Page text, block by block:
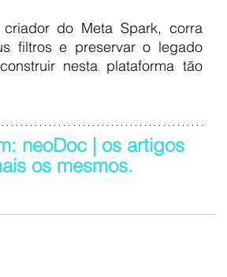
do Meta Spark, corra
filtros e preservar o legado
nesta plataforma tão
neoDoc | os artigos
os mesmos.